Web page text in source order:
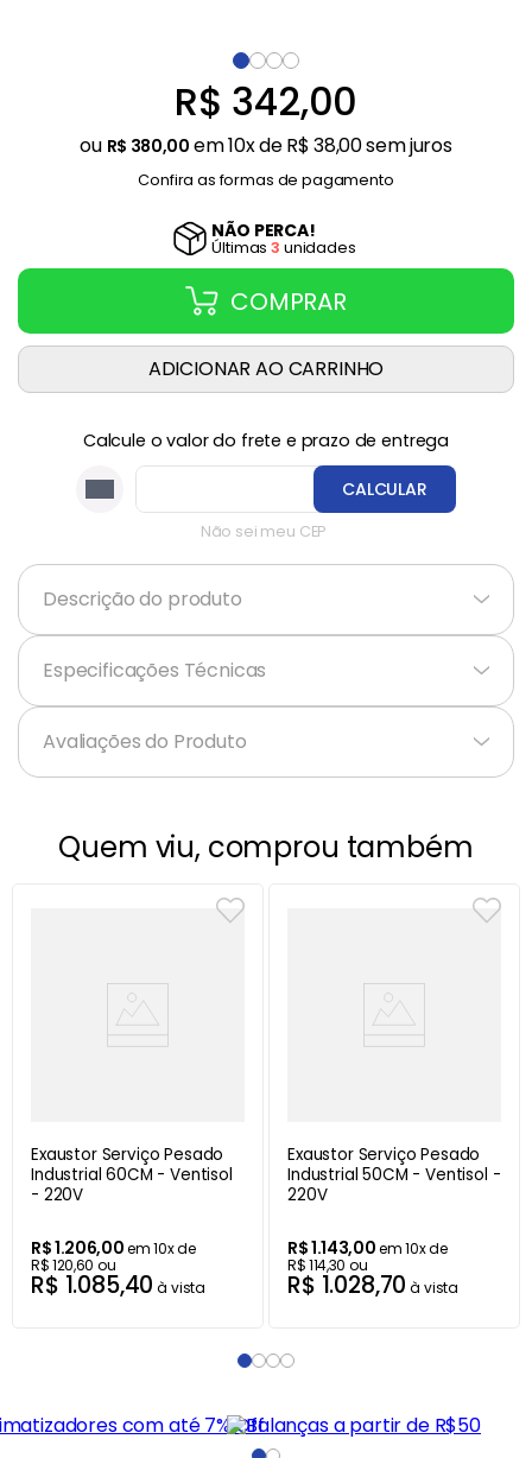
R$ 342,00
ou R$ 380,00 em10x deR$ 38,00sem juros
Confira as formas de pagamento
COMPRAR
NÃO PERCA!
Últimas 3 unidades
ADICIONAR AO CARRINHO
Calcule o valor do frete e prazo de entrega
Não sei meu CEP
CALCULAR
Descrição do produto +
Especificações Técnicas +
Avaliações do Produto
Quem viu, comprou também
Exaustor Serviço Pesado
Industrial 60CM - Ventisol
- 220V
R$1.206,00em10x de
R$120,60 ou
R$ 1.085,40 à vista
Exaustor Serviço Pesado
Industrial 50CM - Ventisol -
220V
R$1.143,00em10x de
R$114,30 ou
R$ 1.028,70 à vista